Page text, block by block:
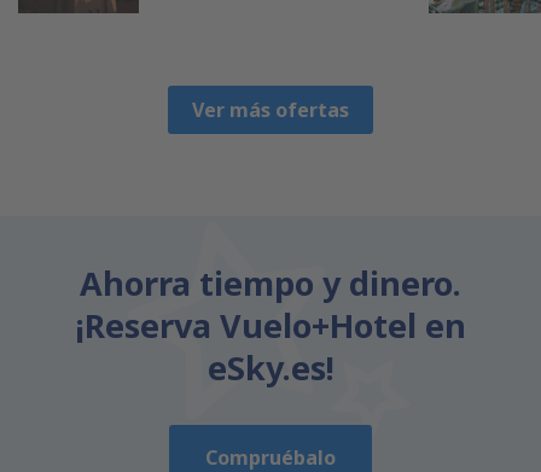
Ver más ofertas
Ahorra tiempo y dinero.
¡Reserva Vuelo+Hotel en
eSky.es!
Compruébalo